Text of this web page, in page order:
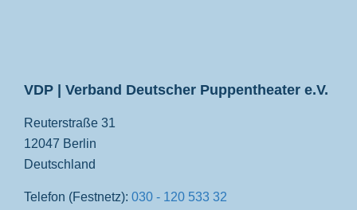
VDP | Verband Deutscher Puppentheater e.V.
Reuterstraße 31
12047 Berlin
Deutschland
Telefon (Festnetz): 030 - 120 533 32